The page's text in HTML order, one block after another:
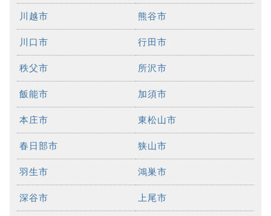
川越市 熊谷市
川口市 行田市
秩父市 所沢市
飯能市 加須市
本庄市 東松山市
春日部市 狭山市
羽生市 鴻巣市
深谷市 上尾市